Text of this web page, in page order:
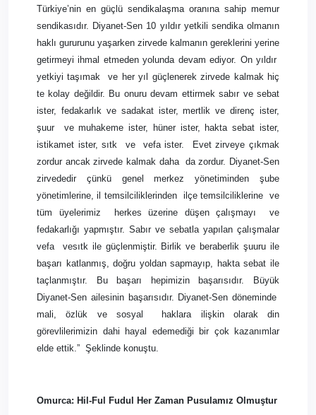
Türkiye’nin en güçlü sendikalaşma oranına sahip memur
sendikasıdır. Diyanet-Sen 10 yıldır yetkili sendika olmanın
haklı gururunu yaşarken zirvede kalmanın gereklerini yerine
getirmeyi ihmal etmeden yolunda devam ediyor. On yıldır
yetkiyi taşımak
ve her yıl güçlenerek zirvede kalmak hiç
te kolay değildir. Bu onuru devam ettirmek sabır ve sebat
ister, fedakarlık ve sadakat ister, mertlik ve direnç ister,
şuur
ve muhakeme ister, hüner ister, hakta sebat ister,
istikamet ister, sıtk
ve vefa ister.
Evet zirveye çıkmak
zordur ancak zirvede kalmak daha
da zordur. Diyanet-Sen
zirvededir çünkü genel merkez yönetiminden şube
yönetimlerine, il temsilciliklerinden
ilçe temsilciliklerine
ve
tüm üyelerimiz
herkes üzerine düşen çalışmayı
ve
fedakarlığı yapmıştır. Sabır ve sebatla yapılan çalışmalar
vefa
vesıtk ile güçlenmiştir. Birlik ve beraberlik şuuru ile
başarı katlanmış, doğru yoldan sapmayıp, hakta sebat ile
taçlanmıştır. Bu başarı hepimizin başarısıdır. Büyük
Diyanet-Sen ailesinin başarısıdır. Diyanet-Sen döneminde
mali, özlük ve sosyal
haklara ilişkin olarak din
görevlilerimizin dahi hayal edemediği bir çok kazanımlar
elde ettik.” Şeklinde konuştu.
Omurca: Hil-Ful Fudul Her Zaman Pusulamız Olmuştur